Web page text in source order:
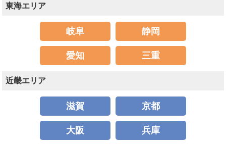
東海エリア
岐阜 静岡
愛知 三重
近畿エリア
滋賀 京都
大阪 兵庫